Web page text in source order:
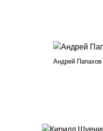
Андрей Папахов